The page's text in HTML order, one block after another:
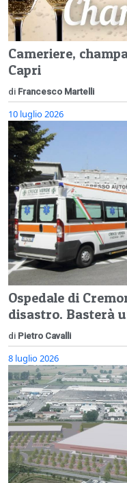
Cameriere,
Capri
di Francesco Martelli
10 luglio 2026
Ospedale di
disastro. Basterà
di Pietro Cavalli
8 luglio 2026